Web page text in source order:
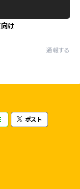
け
通報する
ポスト